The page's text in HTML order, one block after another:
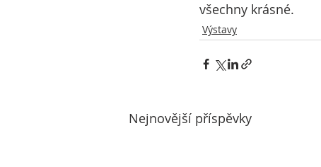
všechny krásné.
Výstavy
Nejnovější příspěvky